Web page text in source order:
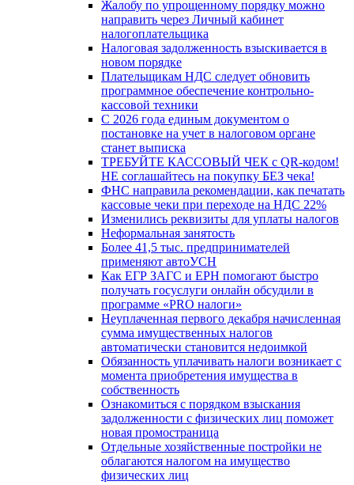
Жалобу по упрощенному порядку можно
направить через Личный кабинет
налогоплательщика
Налоговая задолженность взыскивается в
новом порядке
Плательщикам НДС следует обновить
программное обеспечение контрольно-
кассовой техники
С 2026 года единым документом о
постановке на учет в налоговом органе
станет выписка
ТРЕБУЙТЕ КАССОВЫЙ ЧЕК с QR-кодом!
НЕ соглашайтесь на покупку БЕЗ чека!
ФНС направила рекомендации, как печатать
кассовые чеки при переходе на НДС 22%
Изменились реквизиты для уплаты налогов
Неформальная занятость
Более 41,5 тыс. предпринимателей
применяют автоУСН
Как ЕГР ЗАГС и ЕРН помогают быстро
получать госуслуги онлайн обсудили в
программе «PRO налоги»
Неуплаченная первого декабря начисленная
сумма имущественных налогов
автоматически становится недоимкой
Обязанность уплачивать налоги возникает с
момента приобретения имущества в
собственность
Ознакомиться с порядком взыскания
задолженности с физических лиц поможет
новая промостраница
Отдельные хозяйственные постройки не
облагаются налогом на имущество
физических лиц